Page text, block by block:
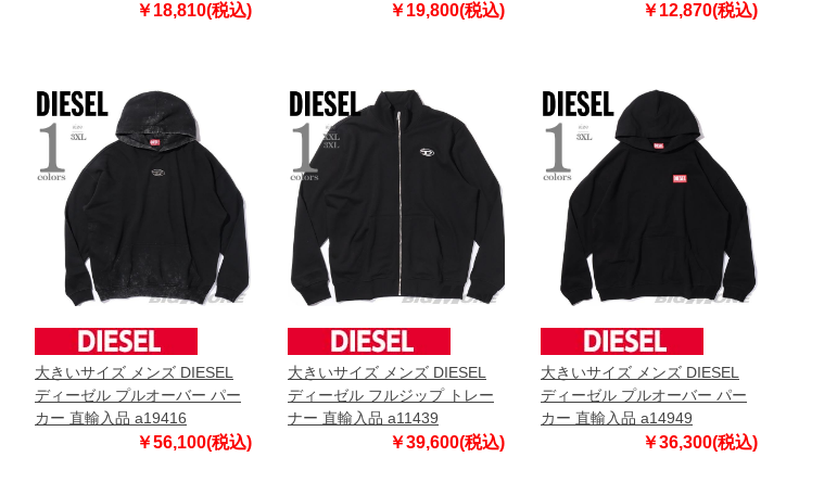
￥18,810(税込) ￥19,800(税込) ￥12,870(税込)
大きいサイズ メンズ DIESEL
ディーゼル プルオーバー パー
カー 直輸入品 a19416
￥56,100(税込)
大きいサイズ メンズ DIESEL
ディーゼル フルジップ トレー
ナー 直輸入品 a11439
￥39,600(税込)
大きいサイズ メンズ DIESEL
ディーゼル プルオーバー パー
カー 直輸入品 a14949
￥36,300(税込)